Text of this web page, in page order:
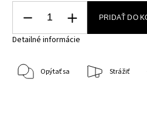
PRIDAŤ DO
Detailné informácie
Opýtať sa Strážiť